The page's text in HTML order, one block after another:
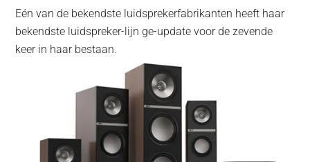
Eén van de bekendste luidsprekerfabrikanten heeft haar
bekendste luidspreker-lijn ge-update voor de zevende
keer in haar bestaan.